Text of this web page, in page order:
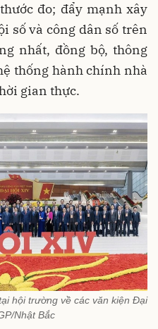
đo; đẩy mạnh xây
số và công dân số trên
nhất, đồng bộ, thông
thống hành chính nhà
gian thực.
hội trường về các văn kiện Đại
Nhật Bắc